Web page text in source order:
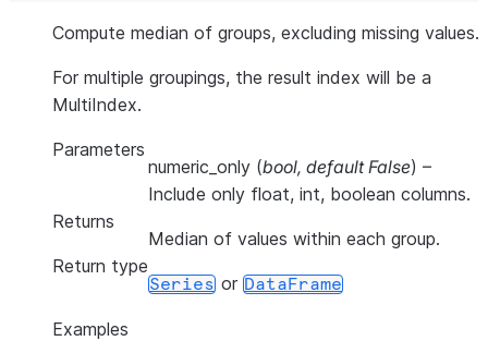
Compute median of groups, excluding missing values.
For multiple groupings, the result index will be a
MultiIndex.
Parameters
numeric_only (bool, default False) –
Include only float, int, boolean columns.
Returns
Median of values within each group.
Return type
Series or DataFrame
Examples